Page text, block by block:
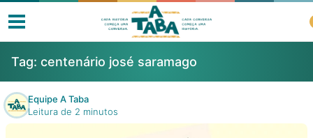
Livros
Tag: centenário josé saramago
Equipe A Taba
Leitura de 2 minutos